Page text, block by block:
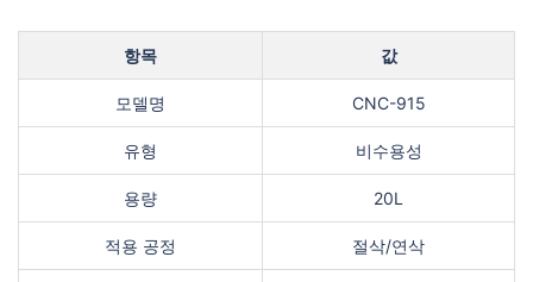
항목 값
모델명 CNC-915
유형 비수용성
용량 20L
적용 공정 절삭/연삭